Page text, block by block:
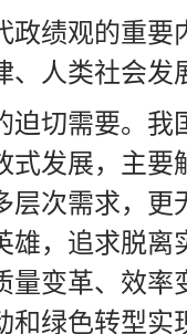
绩观的重
人类社会发
切需要。
发展，主要
次需求，
，追求脱
变革、效
绿色转型